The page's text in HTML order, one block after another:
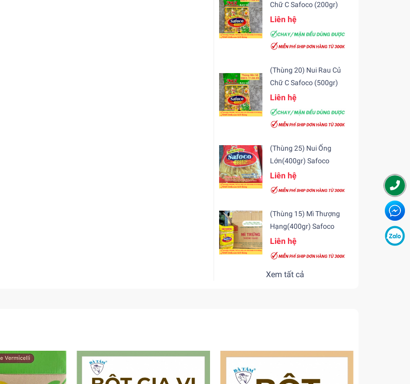
Chữ C Safoco (200gr)
Liên hệ
(Thùng 20) Nui Rau Củ
Chữ C Safoco (500gr)
Liên hệ
(Thùng 25) Nui Ống
Lớn(400gr) Safoco
Liên hệ
(Thùng 15) Mì Thượng
Hạng(400gr) Safoco
Liên hệ
Xem tất cả